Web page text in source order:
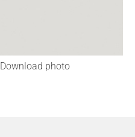
Download photo